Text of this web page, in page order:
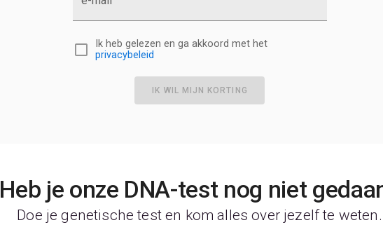
Ik heb gelezen en ga akkoord met het
privacybeleid
IK WIL MIJN KORTING
Heb je onze DNA-test nog niet
Doe je genetische test en kom alles over jezelf te weten.